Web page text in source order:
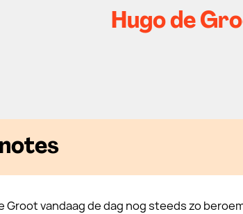
Hugo de
Groot vandaag de dag nog steeds zo